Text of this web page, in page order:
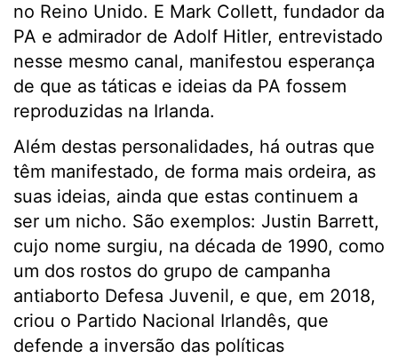
no Reino Unido. E Mark Collett, fundador da
PA e admirador de Adolf Hitler, entrevistado
nesse mesmo canal, manifestou esperança
de que as táticas e ideias da PA fossem
reproduzidas na Irlanda.
Além destas personalidades, há outras que
têm manifestado, de forma mais ordeira, as
suas ideias, ainda que estas continuem a
ser um nicho. São exemplos: Justin Barrett,
cujo nome surgiu, na década de 1990, como
um dos rostos do grupo de campanha
antiaborto Defesa Juvenil, e que, em 2018,
criou o Partido Nacional Irlandês, que
defende a inversão das políticas